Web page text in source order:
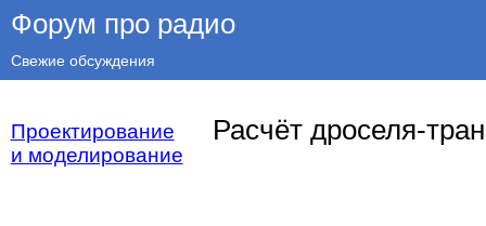
Форум про радио
Свежие обсуждения
Проектирование
и моделирование
Расчёт дроселя-